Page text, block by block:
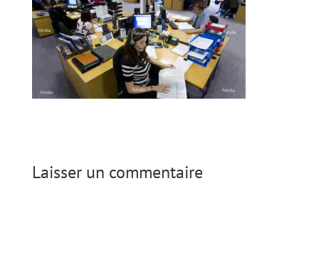
Laisser un commentaire